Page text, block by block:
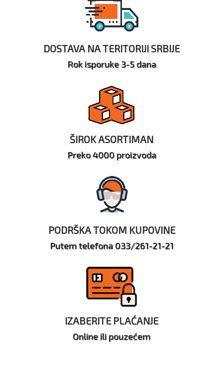
DOSTAVA NA TERITORIJI SRBIJE
Rok isporuke 3-5 dana
ŠIROK ASORTIMAN
Preko 4000 proizvoda
PODRŠKA TOKOM KUPOVINE
Putem telefona 033/261-21-21
IZABERITE PLAĆANJE
Online ili pouzećem